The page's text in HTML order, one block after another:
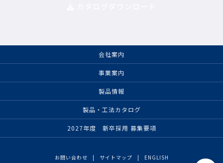
会社案内
事業案内
製品情報
製品・工法カタログ
2027年度 新卒採用 募集要項
お問い合わせ サイトマップ ENGLISH